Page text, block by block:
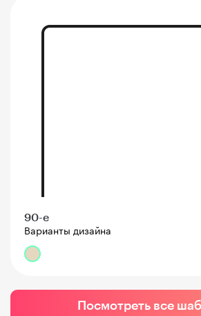
90-е
Варианты дизайна
Посмотреть все